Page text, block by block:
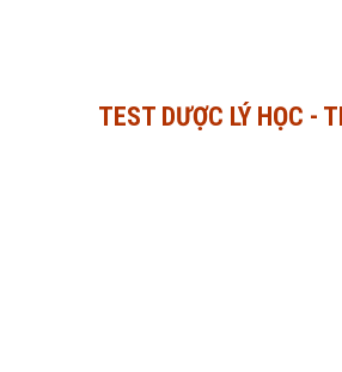
TEST DƯỢC LÝ HỌC -